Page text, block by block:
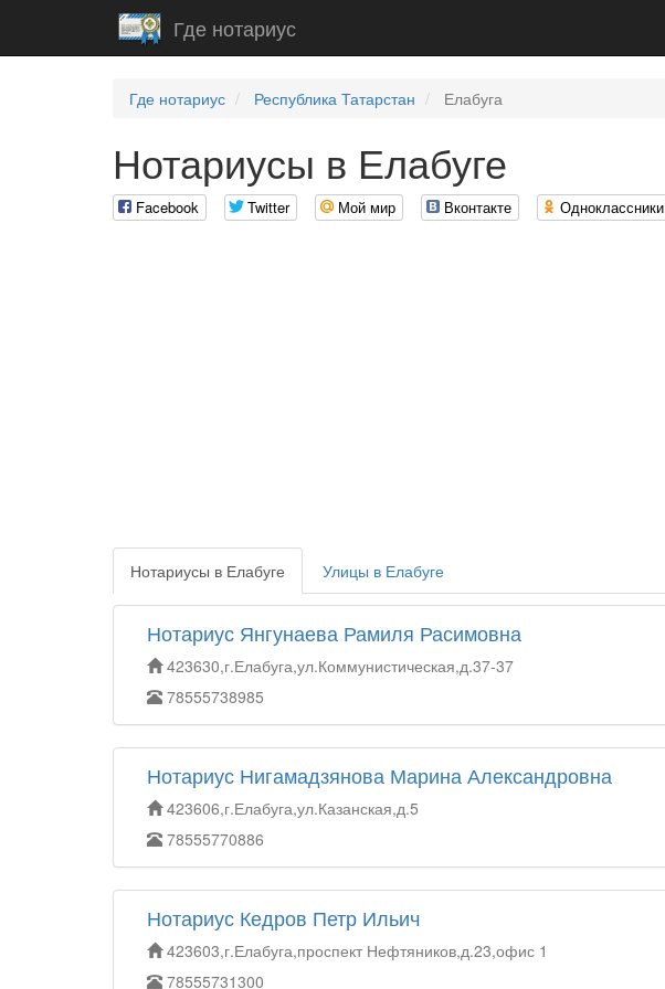
Где нотариус
Где нотариус Республика Татарстан Елабуга
Нотариусы в Елабуге
Facebook Twitter Мой мир Вконтакте Одноклассники
Нотариусы в Елабуге Улицы в Елабуге
Нотариус Янгунаева Рамиля Расимовна
423630,г.Елабуга,ул.Коммунистическая,д.37-37
78555738985
Нотариус Нигамадзянова Марина Александровна
423606,г.Елабуга,ул.Казанская,д.5
78555770886
Нотариус Кедров Петр Ильич
423603,г.Елабуга,проспект Нефтяников,д.23,офис 1
78555731300